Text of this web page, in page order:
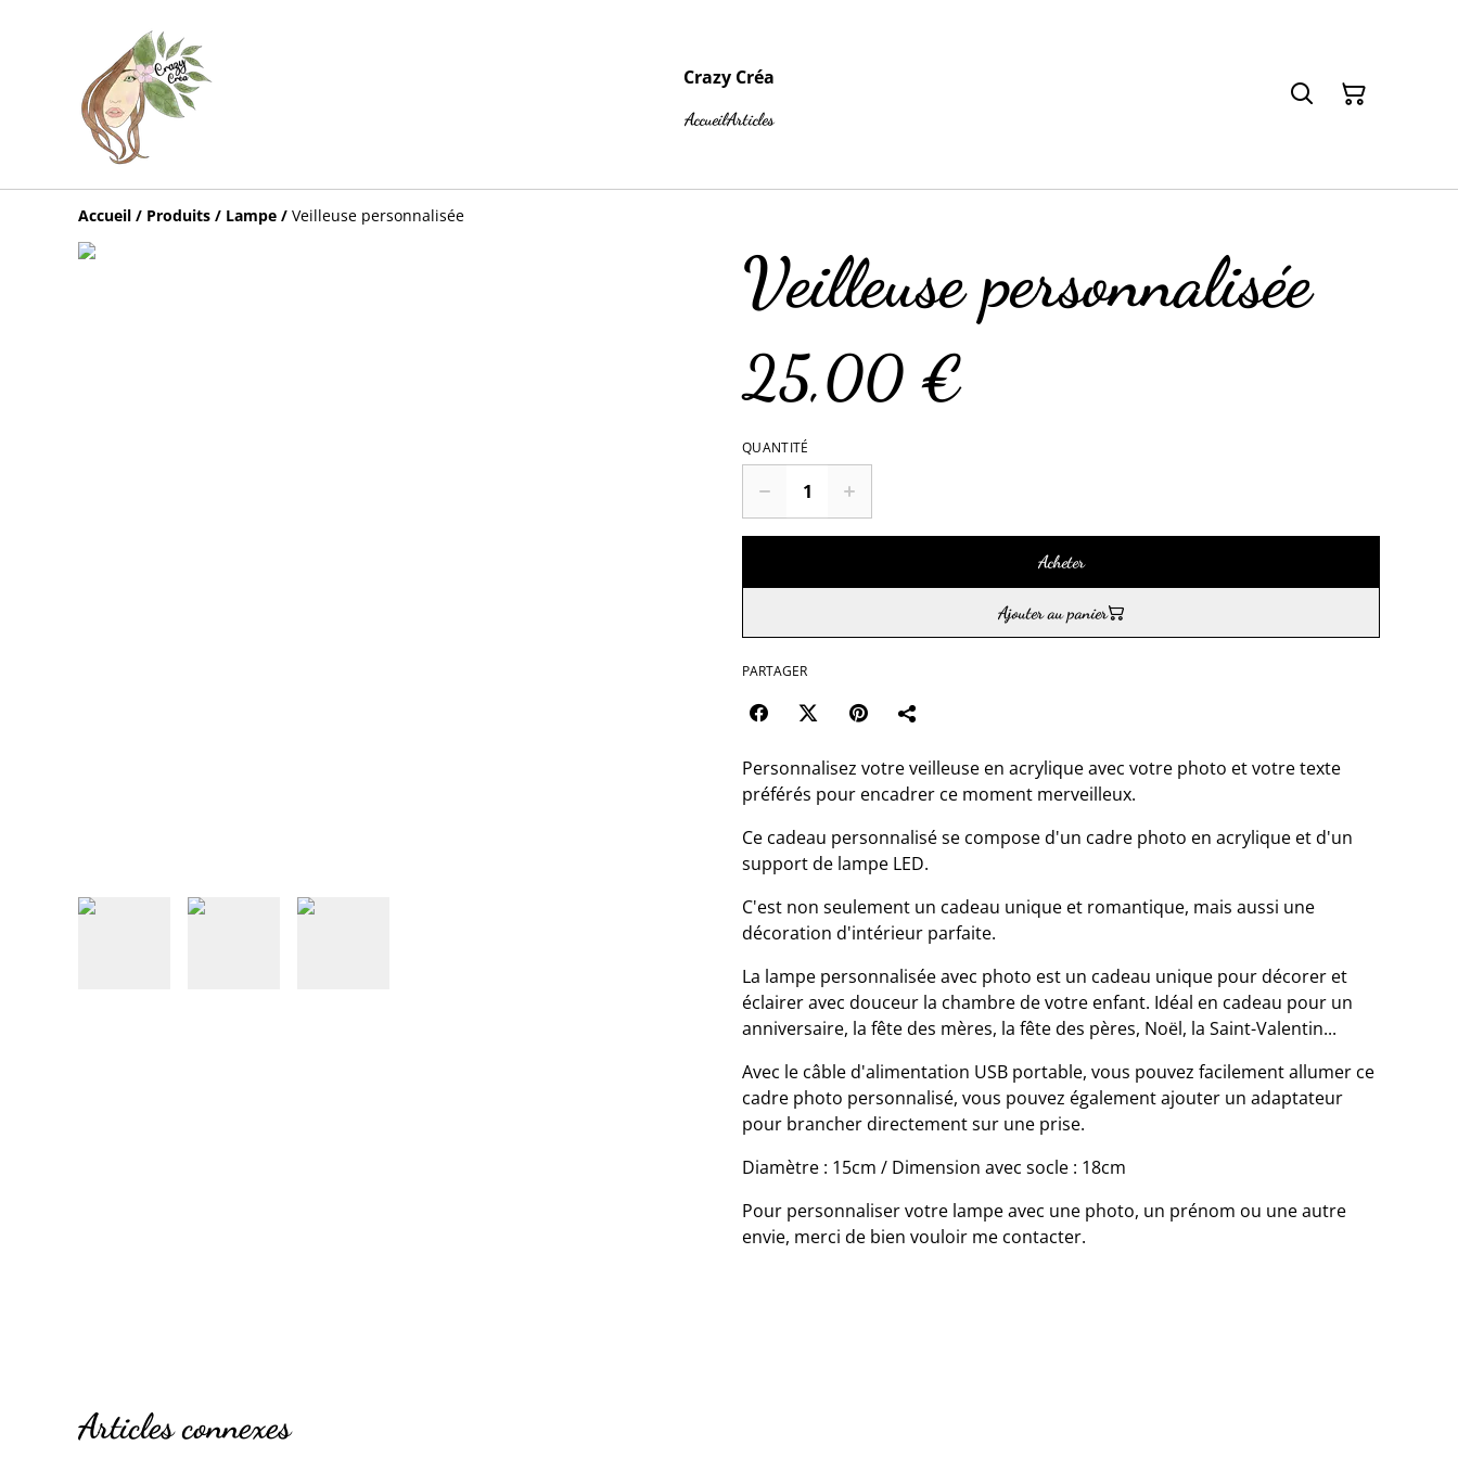
Crazy Créa
AccueilArticles
Accueil / Produits / Lampe / Veilleuse personnalisée
Veilleuse personnalisée
25,00 €
QUANTITÉ
Acheter
Ajouter au panier
PARTAGER
Personnalisez votre veilleuse en acrylique avec votre photo et votre texte
préférés pour encadrer ce moment merveilleux.
Ce cadeau personnalisé se compose d'un cadre photo en acrylique et d'un
support de lampe LED.
C'est non seulement un cadeau unique et romantique, mais aussi une
décoration d'intérieur parfaite.
La lampe personnalisée avec photo est un cadeau unique pour décorer et
éclairer avec douceur la chambre de votre enfant. Idéal en cadeau pour un
anniversaire, la fête des mères, la fête des pères, Noël, la Saint-Valentin...
Avec le câble d'alimentation USB portable, vous pouvez facilement allumer ce
cadre photo personnalisé, vous pouvez également ajouter un adaptateur
pour brancher directement sur une prise.
Diamètre : 15cm / Dimension avec socle : 18cm
Pour personnaliser votre lampe avec une photo, un prénom ou une autre
envie, merci de bien vouloir me contacter.
Articles connexes